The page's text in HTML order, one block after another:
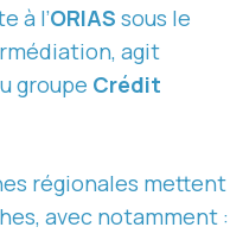
à l’ORIAS sous le
agit
groupe Crédit
régionales mettent
avec notamment :